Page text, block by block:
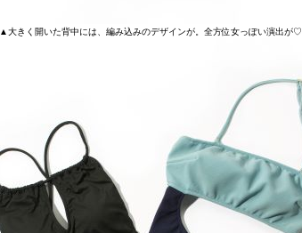
▲大きく開いた背中には、編み込みのデザインが。全方位女っぽい演出が♡